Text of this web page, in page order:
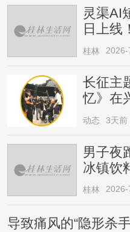
灵渠AI
日上线！
桂林 2026-
长征主
忆》在
动态 3天前
男子夜
冰镇饮
医！医
桂林 2026-
导致痛风的“隐形杀